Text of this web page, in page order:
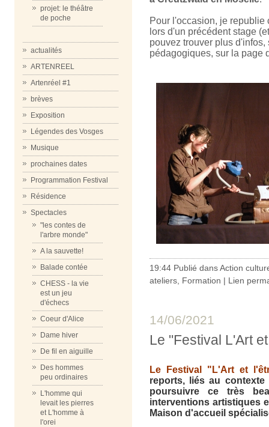
projet: le théâtre
de poche
actualités
ARTENREEL
Artenréel #1
brèves
Exposition
Légendes des Vosges
Musique
prochaines dates
Programmation Festival
Résidence
Spectacles
"les contes de
l'arbre monde"
A la sauvette!
Balade contée
CHESS - la vie
est un jeu
d'échecs
Coeur d'Alice
Dame hiver
De fil en aiguille
Des hommes
peu ordinaires
L'homme qui
levait les pierres
et L'homme à
l'orei
Pour l'occasion, je
lors d'un précédent stage
pouvez trouver plus
pédagogiques, sur la page
19:44 Publié dansAction
ateliers, Formation | Lien
14/06/2021
Le "Festival L'Art
Le Festival "L'Art et
reports, liés au
poursuivre ce très
interventions artistiques
Maison d'accueil